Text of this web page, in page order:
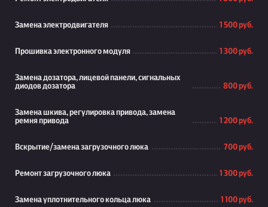
Замена электродвигателя 1 500 руб.
Прошивка электронного модуля 1 300 руб.
Замена дозатора, лицевой панели, сигнальных
диодов дозатора
800 руб.
Замена шкива, регулировка привода, замена
ремня привода
1 200 руб.
Вскрытие/замена загрузочного люка 700 руб.
Ремонт загрузочного люка 1 300 руб.
Замена уплотнительного кольца люка 1 100 руб.